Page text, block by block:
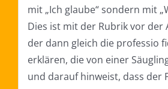
mit „Ich glaube“ sondern mit
Dies ist mit der Rubrik vor der
der dann gleich die professio
erklären, die von einer
und darauf hinweist, dass der